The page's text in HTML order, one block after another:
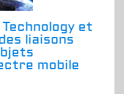
et
liaisons
mobile